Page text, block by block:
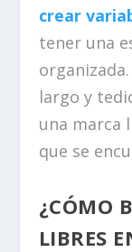
crear
tener una
largo y
una marca
que se
¿CÓMO
LIBRES